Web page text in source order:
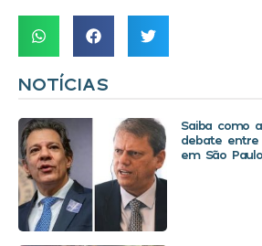
NOTÍCIAS
Saiba como
debate entre
em São Paulo